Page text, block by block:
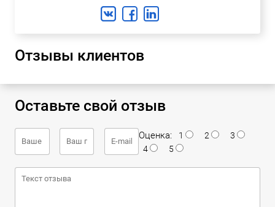
Отзывы клиентов
Оставьте свой отзыв
Оценка: 1 2
3
4
5